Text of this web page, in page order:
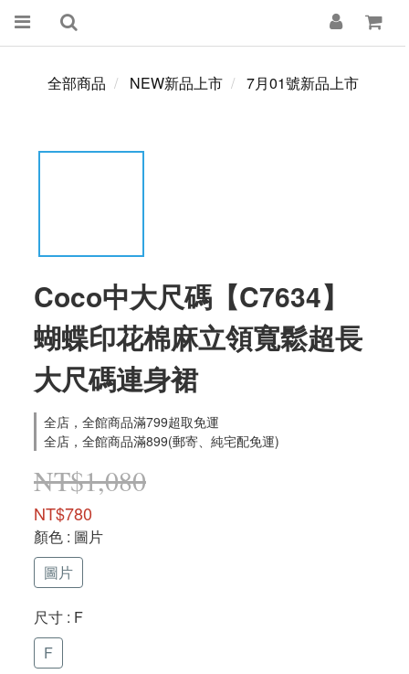
全部商品 NEW新品上市 7月01號新品上市
Coco中大尺碼【C7634】
蝴蝶印花棉麻立領寬鬆超長
大尺碼連身裙
全店，全館商品滿799超取免運
全店，全館商品滿899(郵寄、純宅配免運)
NT$1,080
NT$780
顏色 : 圖片
圖片
尺寸 : F
F